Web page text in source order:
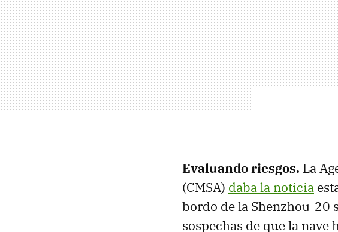
Evaluando riesgos. La
(CMSA) daba la noticia
bordo de la Shenzhou-20
sospechas de que la